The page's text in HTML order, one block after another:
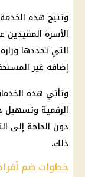
وتتيح هذه
الأسرة
التي تحددها
إضافة غير
وتأتي هذه
الرقمية وتسهيل
دون الحاجة إلى
ذلك.
خطوات ضم